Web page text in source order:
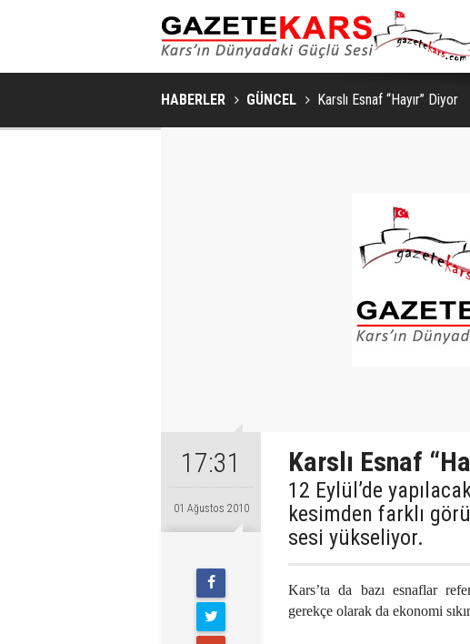
HABERLER GÜNCEL Karslı Esnaf “Hayır” Diyor
17:31
01 Ağustos 2010
Karslı Esnaf
12 Eylül’de
kesimden farklı
sesi yükseliyor.
Kars’ta da bazı esnaflar
gerekçe olarak da ekonomi